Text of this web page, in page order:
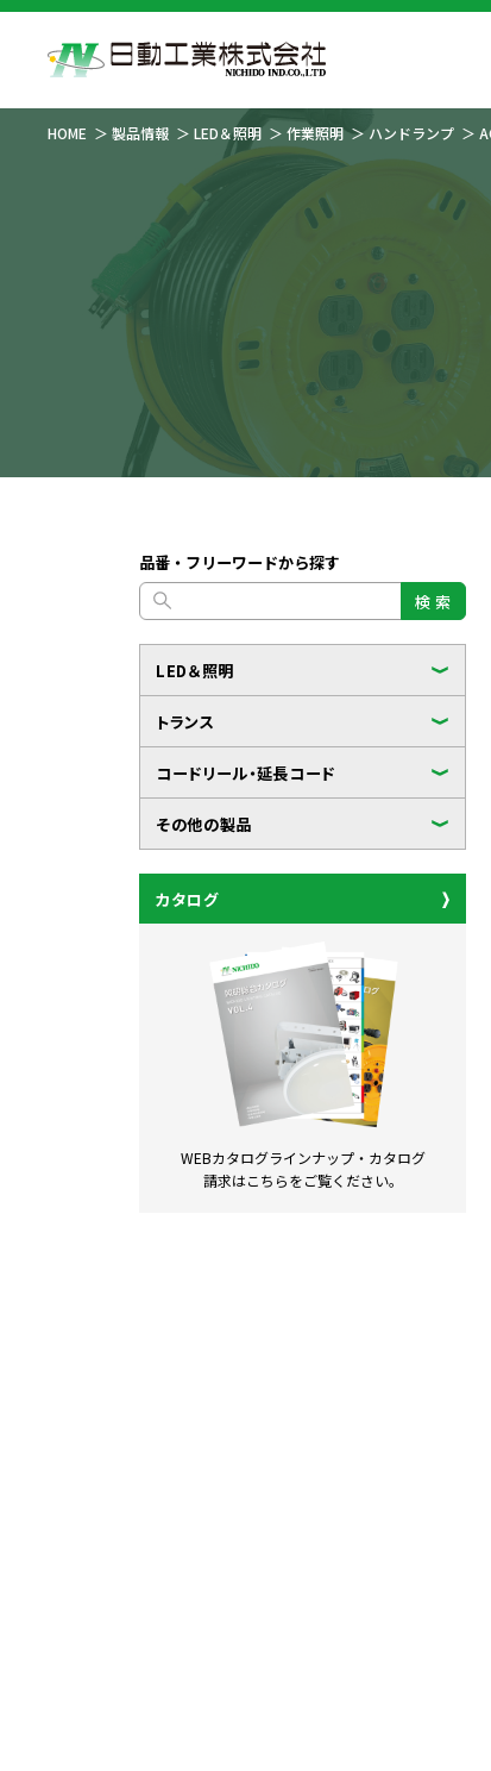
HOME 製品情報 LED＆照明 作業照明 ハンドランプ
品番・フリーワードから探す
検 索
LED＆照明
トランス
コードリール・延長コード
その他の製品
カタログ
WEBカタログラインナップ・ カタログ
請求はこちらをご覧ください。